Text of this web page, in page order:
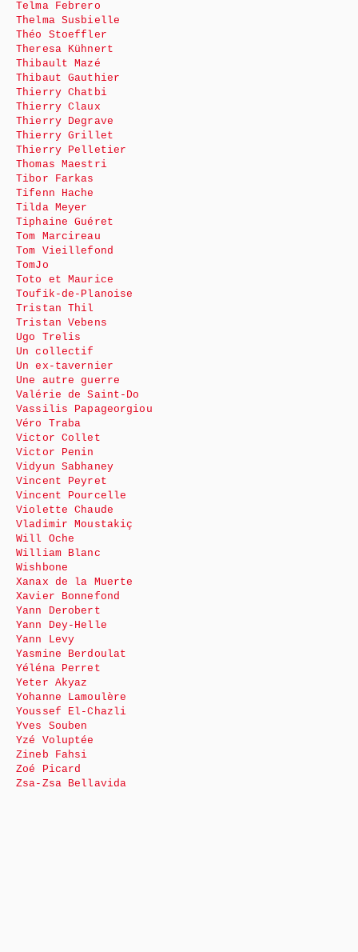
Telma Febrero
Thelma Susbielle
Théo Stoeffler
Theresa Kühnert
Thibault Mazé
Thibaut Gauthier
Thierry Chatbi
Thierry Claux
Thierry Degrave
Thierry Grillet
Thierry Pelletier
Thomas Maestri
Tibor Farkas
Tifenn Hache
Tilda Meyer
Tiphaine Guéret
Tom Marcireau
Tom Vieillefond
TomJo
Toto et Maurice
Toufik-de-Planoise
Tristan Thil
Tristan Vebens
Ugo Trelis
Un collectif
Un ex-tavernier
Une autre guerre
Valérie de Saint-Do
Vassilis Papageorgiou
Véro Traba
Victor Collet
Victor Penin
Vidyun Sabhaney
Vincent Peyret
Vincent Pourcelle
Violette Chaude
Vladimir Moustakiç
Will Oche
William Blanc
Wishbone
Xanax de la Muerte
Xavier Bonnefond
Yann Derobert
Yann Dey-Helle
Yann Levy
Yasmine Berdoulat
Yéléna Perret
Yeter Akyaz
Yohanne Lamoulère
Youssef El-Chazli
Yves Souben
Yzé Voluptée
Zineb Fahsi
Zoé Picard
Zsa-Zsa Bellavida